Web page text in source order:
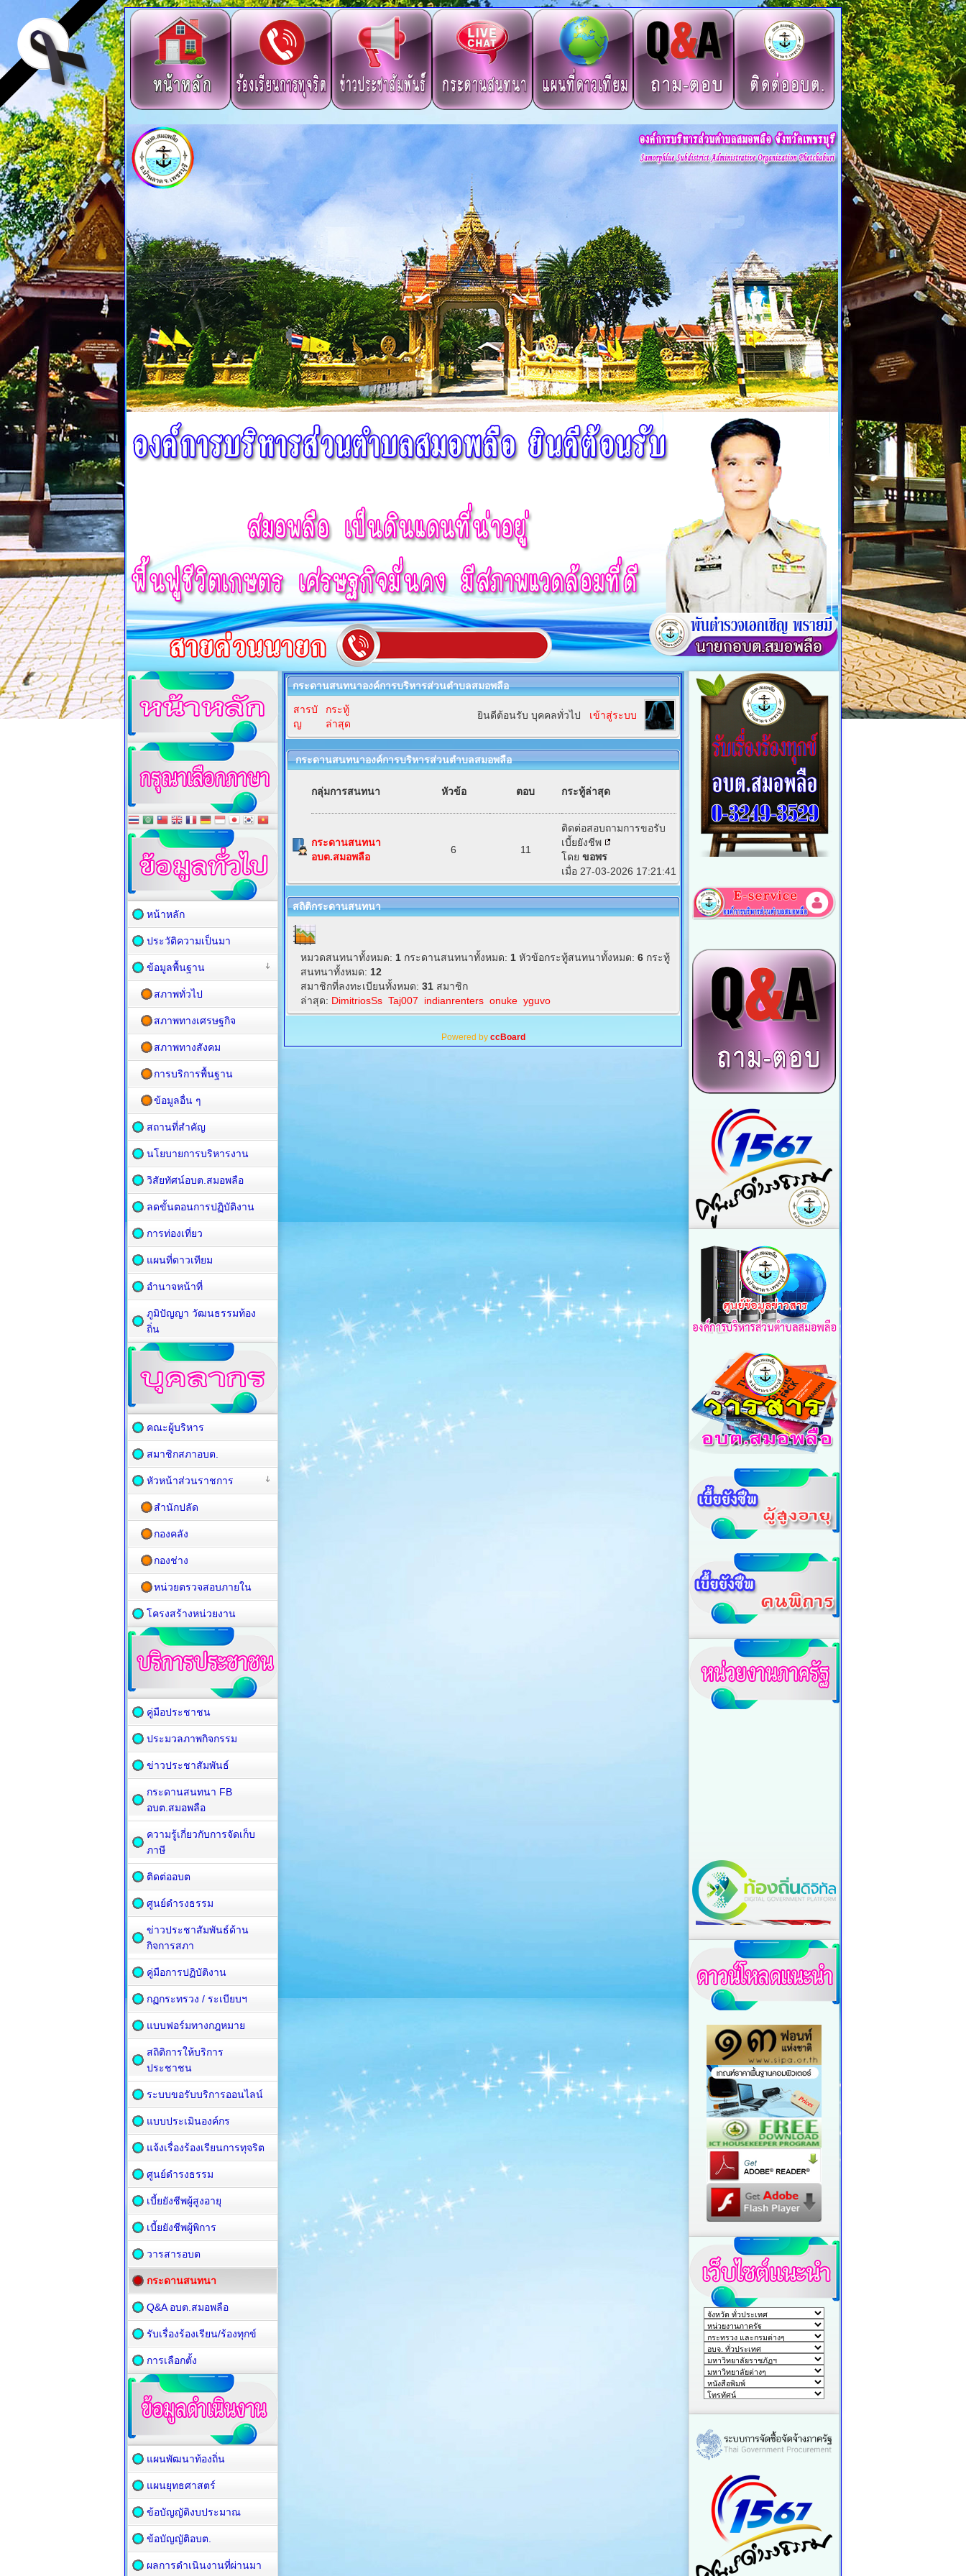
กระดานสนทนาองค์การบริหารส่วนตำบลสมอพลือ
สารบั
ญ
กระทู้
ล่าสุด
ยินดีต้อนรับ บุคคลทั่วไป เข้าสู่ระบบ
กระดานสนทนาองค์การบริหารส่วนตำบลสมอพลือ
กลุ่มการสนทนา หัวข้อ ตอบ กระทู้ล่าสุด
กระดานสนทนา
อบต.สมอพลือ
6 11
ติดต่อสอบถามการขอรับ
เบี้ยยังชีพ
โดย ขอพร
เมื่อ 27-03-2026 17:21:41
สถิติกระดานสนทนา
หมวดสนทนาทั้งหมด: 1 กระดานสนทนาทั้งหมด: 1 หัวข้อกระทู้สนทนาทั้งหมด: 6 กระทู้
สนทนาทั้งหมด: 12
สมาชิกที่ลงทะเบียนทั้งหมด: 31 สมาชิก
ล่าสุด: DimitriosSs Taj007 indianrenters onuke yguvo
Powered by ccBoard
หน้าหลัก
ประวัติความเป็นมา
ข้อมูลพื้นฐาน
สภาพทั่วไป
สภาพทางเศรษฐกิจ
สภาพทางสังคม
การบริการพื้นฐาน
ข้อมูลอื่น ๆ
สถานที่สำคัญ
นโยบายการบริหารงาน
วิสัยทัศน์อบต.สมอพลือ
ลดขั้นตอนการปฏิบัติงาน
การท่องเที่ยว
แผนที่ดาวเทียม
อำนาจหน้าที่
ภูมิปัญญา วัฒนธรรมท้อง
ถิ่น
คณะผู้บริหาร
สมาชิกสภาอบต.
หัวหน้าส่วนราชการ
สำนักปลัด
กองคลัง
กองช่าง
หน่วยตรวจสอบภายใน
โครงสร้างหน่วยงาน
คู่มือประชาชน
ประมวลภาพกิจกรรม
ข่าวประชาสัมพันธ์
กระดานสนทนา FB
อบต.สมอพลือ
ความรู้เกี่ยวกับการจัดเก็บ
ภาษี
ติดต่ออบต
ศูนย์ดำรงธรรม
ข่าวประชาสัมพันธ์ด้าน
กิจการสภา
คู่มือการปฏิบัติงาน
กฏกระทรวง / ระเบียบฯ
แบบฟอร์มทางกฎหมาย
สถิติการให้บริการ
ประชาชน
ระบบขอรับบริการออนไลน์
แบบประเมินองค์กร
แจ้งเรื่องร้องเรียนการทุจริต
ศูนย์ดำรงธรรม
เบี้ยยังชีพผู้สูงอายุ
เบี้ยยังชีพผู้พิการ
วารสารอบต
กระดานสนทนา
Q&A อบต.สมอพลือ
รับเรื่องร้องเรียน/ร้องทุกข์
การเลือกตั้ง
แผนพัฒนาท้องถิ่น
แผนยุทธศาสตร์
ข้อบัญญัติงบประมาณ
ข้อบัญญัติอบต.
ผลการดำเนินงานที่ผ่านมา